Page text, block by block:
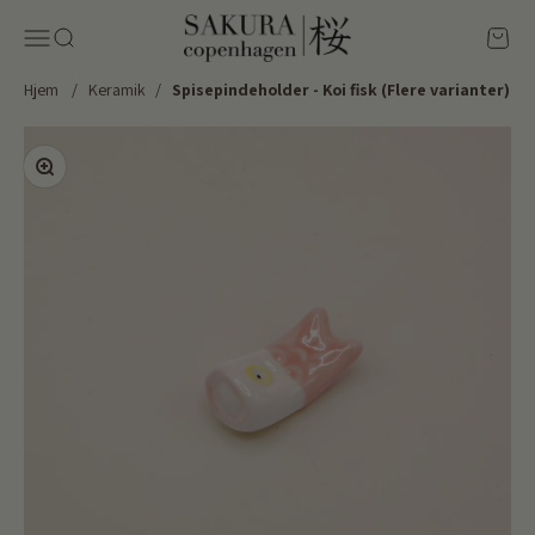
MenuSøg
Sakura Copenhagen
Kurv
Hjem / Keramik / Spisepindeholder - Koi fisk (Flere varianter)
Zoom